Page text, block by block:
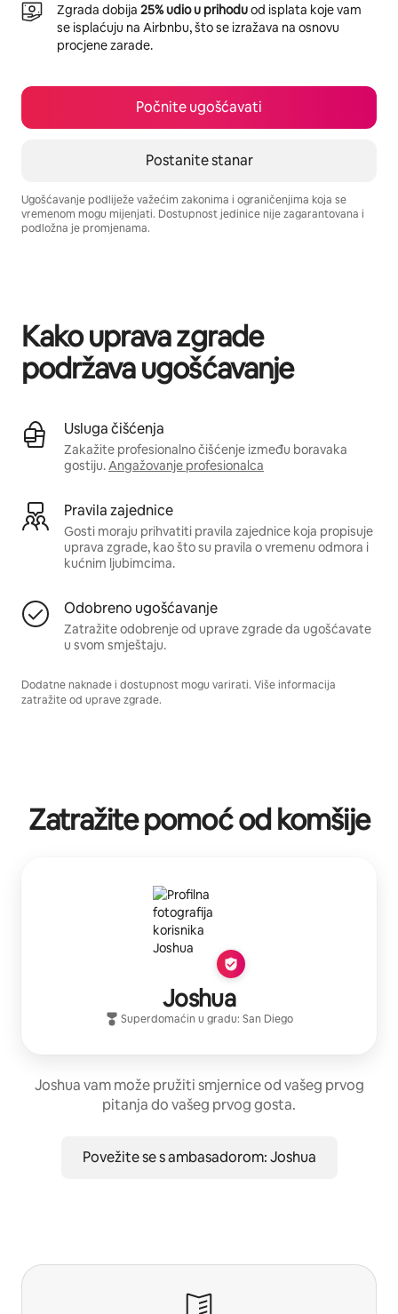
Zgrada dobija 25% udio u prihoduod isplata koje vam
se isplaćuju na Airbnbu, što se izražava na osnovu
procjene zarade.
Počnite ugošćavati
Postanite stanar
Ugošćavanje podliježe važećim zakonima i ograničenjima koja se
vremenom mogu mijenjati. Dostupnost jedinice nije zagarantovana i
podložna je promjenama.
Kako uprava zgrade
podržava ugošćavanje
Usluga čišćenja
Zakažite profesionalno čišćenje između boravaka
gostiju.Angažovanje profesionalca
Pravila zajednice
Gosti moraju prihvatiti pravila zajednice koja propisuje
uprava zgrade, kao što su pravila o vremenu odmora i
kućnim ljubimcima.
Odobreno ugošćavanje
Zatražite odobrenje od uprave zgrade da ugošćavate
u svom smještaju.
Dodatne naknade i dostupnost mogu varirati. Više informacija
zatražite od uprave zgrade.
Zatražite pomoć od komšije
Joshua
Superdomaćin u gradu: San Diego
Joshua vam može pružiti smjernice od vašeg prvog
pitanja do vašeg prvog gosta.
Povežite se s ambasadorom: Joshua